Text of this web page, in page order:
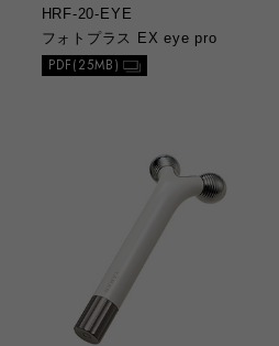
HRF-20-EYE
フォトプラス EX eye pro
PDF(25MB)